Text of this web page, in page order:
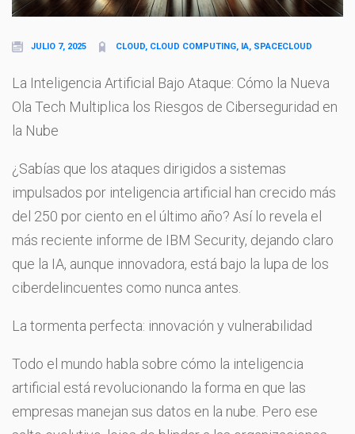
JULIO 7, 2025 CLOUD, CLOUD COMPUTING, IA, SPACECLOUD
La Inteligencia Artificial Bajo Ataque: Cómo la Nueva
Ola Tech Multiplica los Riesgos de Ciberseguridad en
la Nube
¿Sabías que los ataques dirigidos a sistemas
impulsados por inteligencia artificial han crecido más
del 250 por ciento en el último año? Así lo revela el
más reciente informe de IBM Security, dejando claro
que la IA, aunque innovadora, está bajo la lupa de los
ciberdelincuentes como nunca antes.
La tormenta perfecta: innovación y vulnerabilidad
Todo el mundo habla sobre cómo la inteligencia
artificial está revolucionando la forma en que las
empresas manejan sus datos en la nube. Pero ese